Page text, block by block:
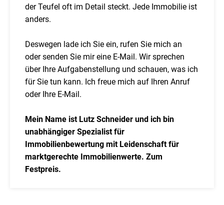
der Teufel oft im Detail steckt. Jede Immobilie ist
anders.
Deswegen lade ich Sie ein, rufen Sie mich an
oder senden Sie mir eine E-Mail. Wir sprechen
über Ihre Aufgabenstellung und schauen, was ich
für Sie tun kann. Ich freue mich auf Ihren Anruf
oder Ihre E-Mail.
Mein Name ist Lutz Schneider und ich bin
unabhängiger Spezialist für
Immobilienbewertung mit Leidenschaft für
marktgerechte Immobilienwerte. Zum
Festpreis.